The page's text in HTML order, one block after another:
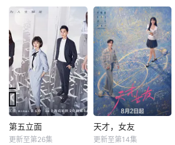
第五立面
更新至第26集
天才，女友
更新至第14集